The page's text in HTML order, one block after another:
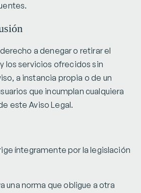
a denegar o retirar el
los servicios ofrecidos sin
a instancia propia o de un
que incumplan cualquiera
este Aviso Legal.
íntegramente por la legislación
una norma que obligue a otra